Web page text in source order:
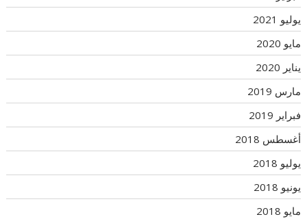
يوليو 2021
مايو 2020
يناير 2020
مارس 2019
فبراير 2019
أغسطس 2018
يوليو 2018
يونيو 2018
مايو 2018